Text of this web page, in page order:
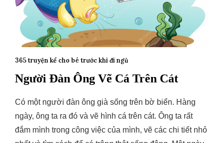
365 truyện kể cho bé trước khi đi ngủ
Người Đàn Ông Vẽ Cá Trên Cát
Có một người đàn ông già sống trên bờ biển. Hàng
ngày, ông ta ra đó và vẽ hình cá trên cát. Ông ta rất
đắm mình trong công việc của mình, vẽ các chi tiết nhỏ